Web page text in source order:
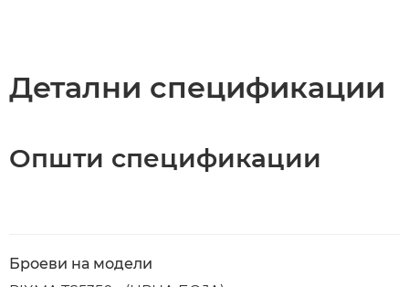
Детални спецификации
Општи спецификации
Броеви на модели